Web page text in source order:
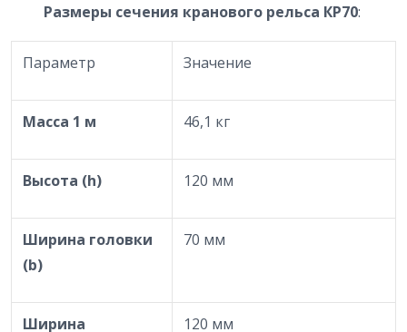
Размеры сечения кранового рельса КР70:
Параметр Значение
Масса 1 м 46,1 кг
Высота (h) 120 мм
Ширина головки
(b)
70 мм
Ширина 120 мм